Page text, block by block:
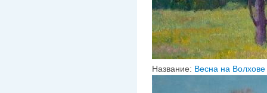
Название: Весна на Волхове